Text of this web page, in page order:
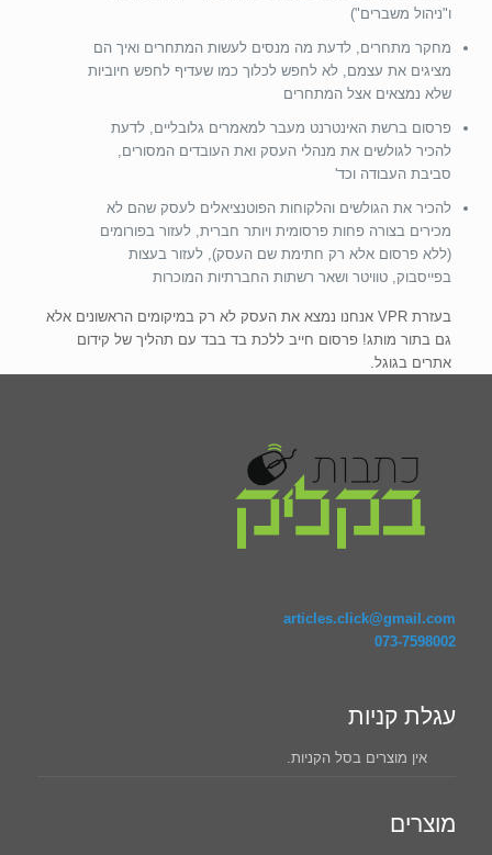
ו"ניהול משברים")
מחקר מתחרים, לדעת מה מנסים לעשות המתחרים ואיך הם
מציגים את עצמם, לא לחפש לכלוך כמו שעדיף לחפש חיוביות
שלא נמצאים אצל המתחרים
פרסום ברשת האינטרנט מעבר למאמרים גלובליים, לדעת
להכיר לגולשים את מנהלי העסק ואת העובדים המסורים,
סביבת העבודה וכד'
להכיר את הגולשים והלקוחות הפוטנציאלים לעסק שהם לא
מכירים בצורה פחות פרסומית ויותר חברית, לעזור בפורומים
(ללא פרסום אלא רק חתימת שם העסק), לעזור בעצות
בפייסבוק, טוויטר ושאר רשתות החברתיות המוכרות
בעזרת VPR אנחנו נמצא את העסק לא רק במיקומים הראשונים אלא
גם בתור מותג! פרסום חייב ללכת בד בבד עם תהליך של קידום
אתרים בגוגל.
articles.click@gmail.com
073-7598002
עגלת קניות
אין מוצרים בסל הקניות.
מוצרים